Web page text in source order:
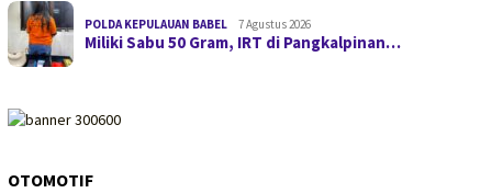
POLDA KEPULAUAN BABEL 7 Agustus 2026
Miliki Sabu 50 Gram, IRT di Pangkalpinan…
OTOMOTIF